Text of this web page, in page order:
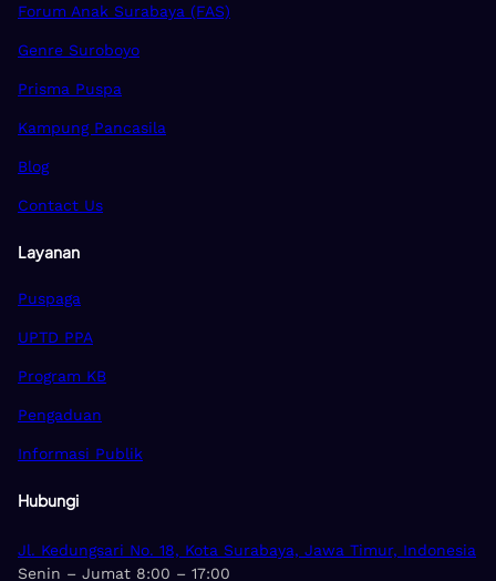
Forum Anak Surabaya (FAS)
Genre Suroboyo
Prisma Puspa
Kampung Pancasila
Blog
Contact Us
Layanan
Puspaga
UPTD PPA
Program KB
Pengaduan
Informasi Publik
Hubungi
Jl. Kedungsari No. 18, Kota Surabaya, Jawa Timur, Indonesia
Senin – Jumat 8:00 – 17:00